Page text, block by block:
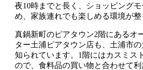
夜10時までと長く、ショッピング
め、家族連れでも楽しめる環境が整
真鍋新町のピアタウン2階にあるオ
ター土浦ピアタウン店も、土浦市
知られています。1階にはカスミス
ので、食料品の買い物と合わせて